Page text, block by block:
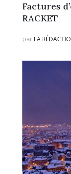
Factures
RACKET
par LA